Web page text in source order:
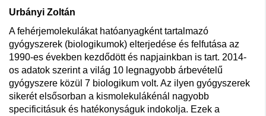
Urbányi Zoltán
A fehérjemolekulákat hatóanyagként tartalmazó
gyógyszerek (biologikumok) elterjedése és felfutása az
1990-es években kezdődött és napjainkban is tart. 2014-
os adatok szerint a világ 10 legnagyobb árbevételű
gyógyszere közül 7 biologikum volt. Az ilyen gyógyszerek
sikerét elsősorban a kismolekulákénál nagyobb
specificitásuk és hatékonyságuk indokolja. Ezek a